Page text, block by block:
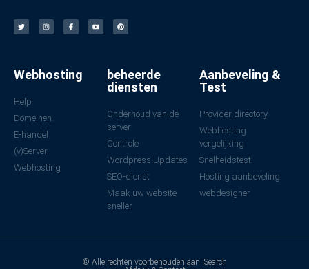
Webhosting
Help
Domeinen
E-handel
(v)Server
Webhosting
beheerde
diensten
Onderhoud van de
server
Controle
Wordpress Updates
SEO-dienst
Maak uw website
sneller
Aanbeveling &
Test
Provider directory
Webhosting
vergelijking
Snelheidstest
Hosting aanbeveling
webdesigner
© Alle rechten voorbehouden aan iSearch